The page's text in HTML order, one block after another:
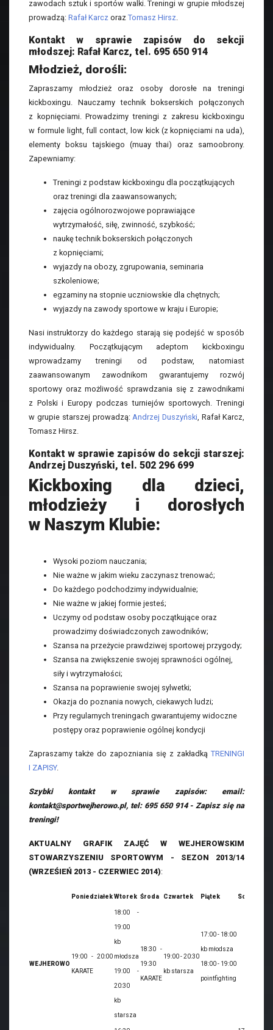
zawodach sztuk i sportów walki. Treningi w grupie młodszej
prowadzą: Rafał Karcz oraz Tomasz Hirsz
Kontakt w sprawie zapisów do sekcji
młodszej: Rafał Karcz, tel. 695 650 914
Młodzież, dorośli:
Zapraszamy młodzież oraz osoby dorosłe na treningi
kickboxingu. Nauczamy technik bokserskich połączonych
z kopnięciami. Prowadzimy treningi z zakresu kickboxingu
w formule light, full contact, low kick (z kopnięciami na uda),
elementy boksu tajskiego (muay thai) oraz samoobrony.
Zapewniamy:
Treningi z podstaw kickboxingu dla początkujących
oraz treningi dla zaawansowanych;
zajęcia ogólnorozwojowe poprawiające
wytrzymałość, siłę, zwinność, szybkość;
naukę technik bokserskich połączonych
z kopnięciami;
wyjazdy na obozy, zgrupowania, seminaria
szkoleniowe;
egzaminy na stopnie uczniowskie dla chętnych;
wyjazdy na zawody sportowe w kraju i Europie;
Nasi instruktorzy do każdego starają się podejść w sposób
indywidualny. Początkującym adeptom kickboxingu
wprowadzamy treningi od podstaw, natomiast
zaawansowanym zawodnikom gwarantujemy rozwój
sportowy oraz możliwość sprawdzania się z zawodnikami
z Polski i Europy podczas turniejów sportowych. Treningi
w grupie starszej prowadzą: Andrzej Duszyński , Rafał Karcz,
Tomasz Hirsz.
Kontakt w sprawie zapisów do sekcji starszej:
Andrzej Duszyński, tel. 502 296 699
Kickboxing dla dzieci,
młodzieży i dorosłych
w Naszym Klubie:
Wysoki poziom nauczania;
Nie ważne w jakim wieku zaczynasz trenować;
Do każdego podchodzimy indywidualnie;
Nie ważne w jakiej formie jesteś;
Uczymy od podstaw osoby początkujące oraz
prowadzimy doświadczonych zawodników;
Szansa na przeżycie prawdziwej sportowej przygody;
Szansa na zwiększenie swojej sprawności ogólnej,
siły i wytrzymałości;
Szansa na poprawienie swojej sylwetki;
Okazja do poznania nowych, ciekawych ludzi;
Przy regularnych treningach gwarantujemy widoczne
postępy oraz poprawienie ogólnej kondycji
Zapraszamy także do zapozniania się z zakładką TRENINGI
I ZAPISY.
Szybki kontakt w sprawie zapisów: email:
kontakt@sportwejherowo.pl, tel: 695 650 914 - Zapisz się na
treningi!
AKTUALNY GRAFIK ZAJĘĆ W WEJHEROWSKIM
STOWARZYSZENIU SPORTOWYM - SEZON 2013/14
(WRZEŚIEŃ 2013 - CZERWIEC 2014):
PoniedziałekWtorek Środa Czwartek Piątek Sobota
WEJHEROWO
19:00 - 20:00
KARATE
18:00 -
19:00
kb
młodsza
19:00 -
20:30
kb
starsza
18:30 -
19:30
KARATE
19:00 - 20:30
kb starsza
17:00 - 18:00
kb młodsza
18:00 - 19:00
pointfighting